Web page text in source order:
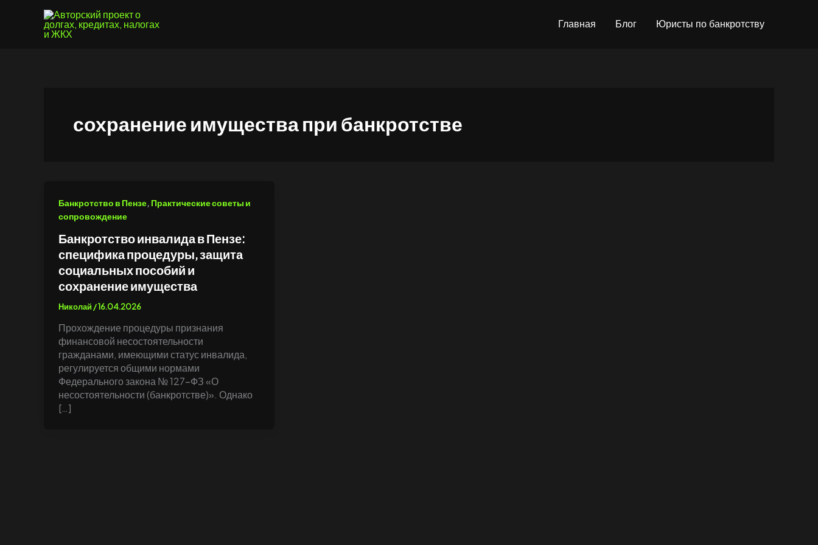
содержимому
Главная Блог Юристы по банкротству
сохранение имущества при банкротстве
Банкротство в Пензе, Практические советы и
сопровождение
Банкротство инвалида в Пензе:
специфика процедуры, защита
социальных пособий и
сохранение имущества
Николай /16.04.2026
Прохождение процедуры признания
финансовой несостоятельности
гражданами, имеющими статус инвалида,
регулируется общими нормами
Федерального закона № 127-ФЗ «О
несостоятельности (банкротстве)». Однако
[…]